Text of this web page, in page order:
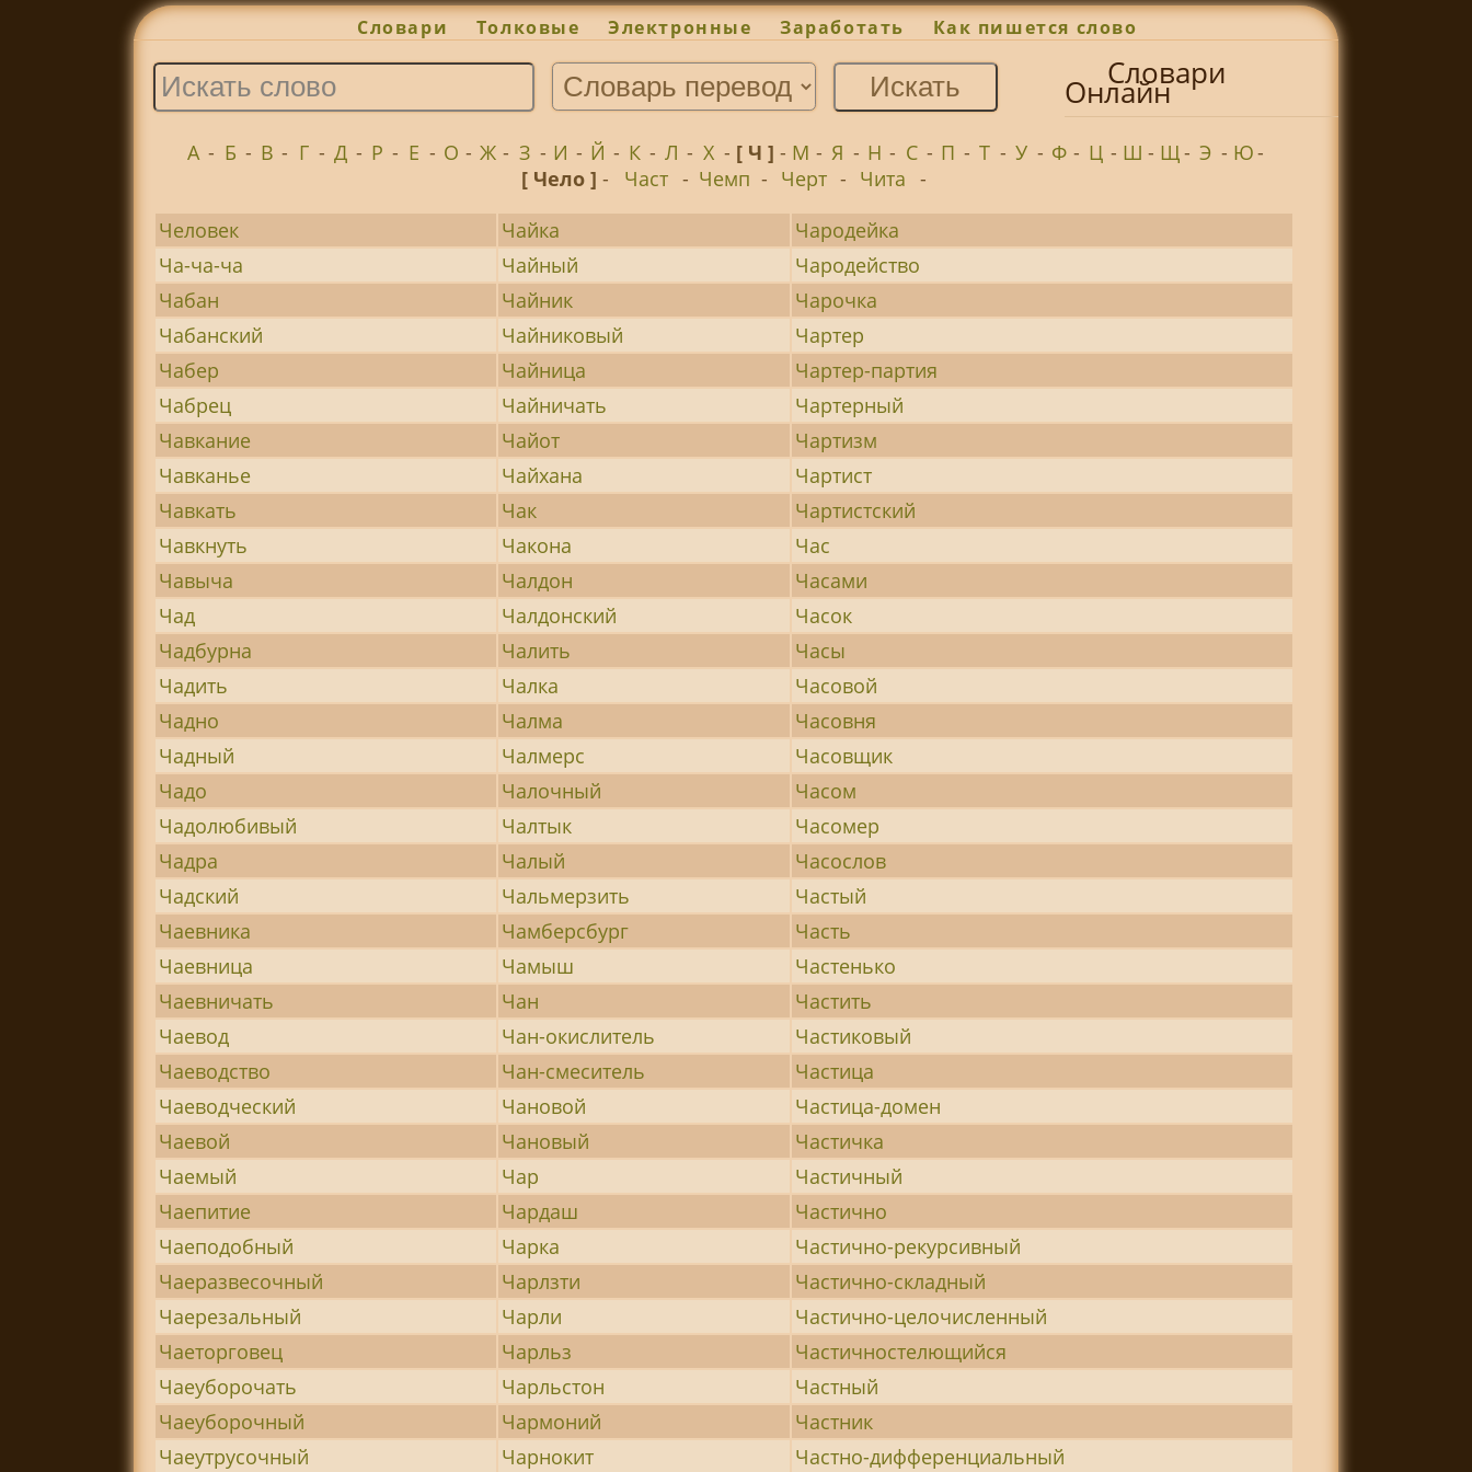
Словари Толковые Электронные Заработать Как пишется слово
Словари
Онлайн
А - Б - В - Г - Д - Р - Е - О - Ж - З - И - Й - К - Л - Х - [ Ч ] - М - Я - Н - С - П - Т - У - Ф - Ц - Ш - Щ- Э - Ю-
[ Чело ]- Част - Чемп - Черт - Чита -
Человек
Чайка
Чародейка
Ча-ча-ча
Чайный
Чародейство
Чабан
Чайник
Чарочка
Чабанский
Чайниковый
Чартер
Чабер
Чайница
Чартер-партия
Чабрец
Чайничать
Чартерный
Чавкание
Чайот
Чартизм
Чавканье
Чайхана
Чартист
Чавкать
Чак
Чартистский
Чавкнуть
Чакона
Час
Чавыча
Чалдон
Часами
Чад
Чалдонский
Часок
Чадбурна
Чалить
Часы
Чадить
Чалка
Часовой
Чадно
Чалма
Часовня
Чадный
Чалмерс
Часовщик
Чадо
Чалочный
Часом
Чадолюбивый
Чалтык
Часомер
Чадра
Чалый
Часослов
Чадский
Чальмерзить
Частый
Чаевника
Чамберсбург
Часть
Чаевница
Чамыш
Частенько
Чаевничать
Чан
Частить
Чаевод
Чан-окислитель
Частиковый
Чаеводство
Чан-смеситель
Частица
Чаеводческий
Чановой
Частица-домен
Чаевой
Чановый
Частичка
Чаемый
Чар
Частичный
Чаепитие
Чардаш
Частично
Чаеподобный
Чарка
Частично-рекурсивный
Чаеразвесочный
Чарлзти
Частично-складный
Чаерезальный
Чарли
Частично-целочисленный
Чаеторговец
Чарльз
Частичностелющийся
Чаеуборочать
Чарльстон
Частный
Чаеуборочный
Чармоний
Частник
Чаеутрусочный
Чарнокит Частно-дифференциальный